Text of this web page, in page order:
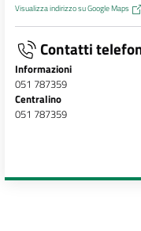
Visualizza indirizzo su Google Maps
Contatti
Informazioni
051 787359
Centralino
051 787359